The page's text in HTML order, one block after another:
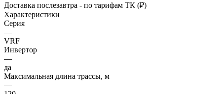
Доставка послезавтра - по тарифам ТК (₽)
Характеристики
Серия
—
VRF
Инвертор
—
да
Максимальная длина трассы, м
—